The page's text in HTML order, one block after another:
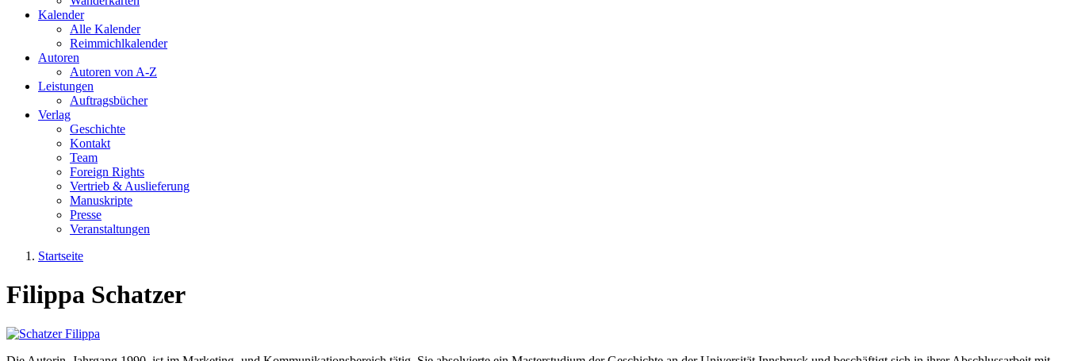
Kalender
Alle Kalender
Reimmichlkalender
Autoren
Autoren von A-Z
Leistungen
Auftragsbücher
Verlag
Geschichte
Kontakt
Team
Foreign Rights
Vertrieb & Auslieferung
Manuskripte
Presse
Veranstaltungen
Startseite
Filippa Schatzer